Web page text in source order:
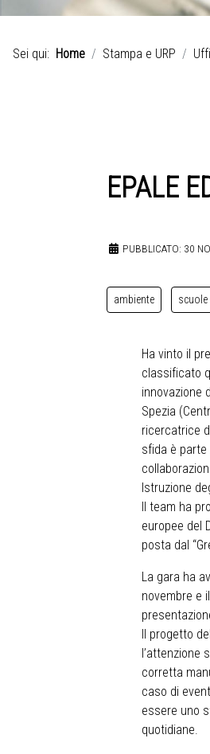
Sei qui: Home Stampa e URP
EPALE
PUBBLICATO: 30
ambiente scuole
Ha vinto il
classificato
innovazione
Spezia
ricercatrice
sfida è parte
Istruzione
Il team ha
europee del
posta dal
La gara ha
novembre e
Il progetto
l’attenzione
corretta
caso di
essere uno
quotidiane.